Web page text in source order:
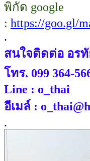
พิกัด google
: https://goo.gl/
.
สนใจติดต่อ อร
โทร. 099 364-
Line : o_thai
อีเมล์ :
.